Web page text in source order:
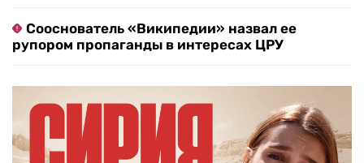
Сооснователь «Википедии» назвал ее
рупором пропаганды в интересах ЦРУ